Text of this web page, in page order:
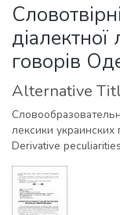
All of DSpace
Statistics
говорів
Alternative
лексики
Derivative